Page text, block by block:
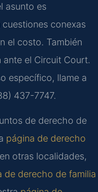
asunto es
conexas
el costo. También
el Circuit Court.
específico, llame a
437-7747.
de derecho de
página de derecho
otras localidades,
de derecho de familia